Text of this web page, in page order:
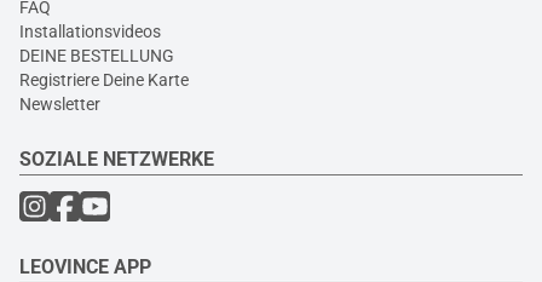
FAQ
Installationsvideos
DEINE BESTELLUNG
Registriere Deine Karte
Newsletter
SOZIALE NETZWERKE
LEOVINCE APP